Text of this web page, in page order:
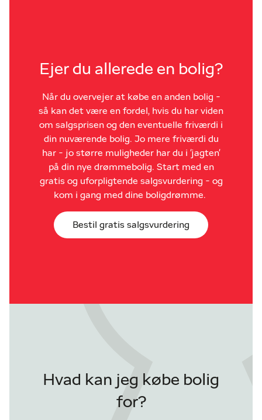
Ejer du allerede en bolig?
Når du overvejer at købe en anden bolig -
så kan det være en fordel, hvis du har viden
om salgsprisen og den eventuelle friværdi i
din nuværende bolig. Jo mere friværdi du
har - jo større muligheder har du i 'jagten'
på din nye drømmebolig. Start med en
gratis og uforpligtende salgsvurdering - og
kom i gang med dine boligdrømme.
Bestil gratis salgsvurdering
Hvad kan jeg købe bolig
for?